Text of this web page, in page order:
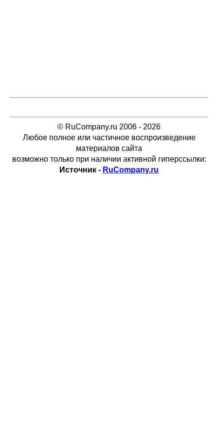
© RuCompany.ru 2006 - 2026
Любое полное или частичное воспроизведение
материалов сайта
возможно только при наличии активной гиперссылки:
Источник - RuCompany.ru